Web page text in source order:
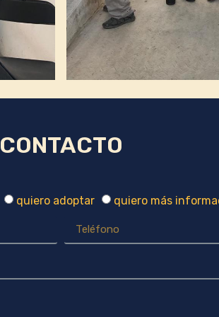
CONTACTO
quiero adoptar quiero más